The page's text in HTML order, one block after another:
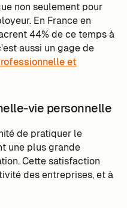
non seulement pour
En France en
44% de ce temps à
aussi un gage de
et
vie personnelle
de pratiquer le
une plus grande
Cette satisfaction
des entreprises, et à